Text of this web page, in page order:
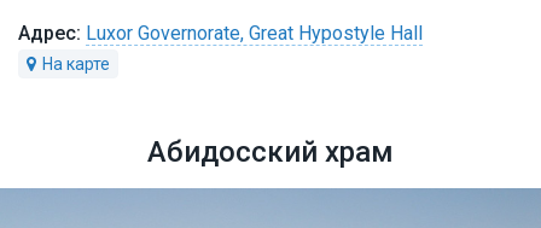
Luxor Governorate, Great Hypostyle Hall
Абидосский храм